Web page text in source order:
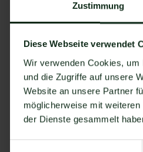
Zustimmung
Diese Webseite verwendet
Wir verwenden Cookies,
und die Zugriffe auf unsere
Website an unsere Partner
möglicherweise mit
der Dienste gesammelt